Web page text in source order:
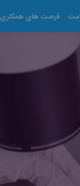
فرصت های همکاری